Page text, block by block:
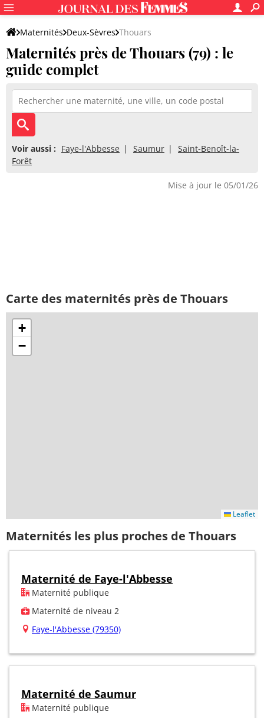
Maternités Deux-Sèvres Thouars
Maternités près de Thouars (79) : le
guide complet
Voir aussi : Faye-l'Abbesse Saumur
Saint-Benoît-la-
Forêt
Mise à jour le 05/01/26
Carte des maternités près de Thouars
+
−
Leaflet
Maternités les plus proches de Thouars
Maternité de Faye-l'Abbesse
Maternité publique
Maternité de niveau 2
Faye-l'Abbesse (79350)
Maternité de Saumur
Maternité publique